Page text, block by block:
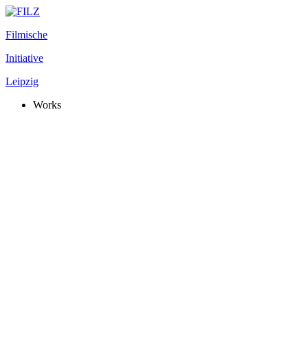
Filmische
Initiative
Leipzig
Works